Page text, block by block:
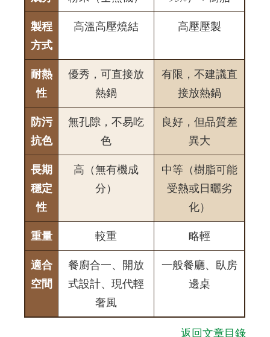
製程
方式
高溫高壓燒結 高壓壓製
耐熱
性
優秀，可直接放
熱鍋
有限，不建議直
接放熱鍋
防污
抗色
無孔隙，不易吃
色
良好，但品質差
異大
長期
穩定
性
高（無有機成
分）
中等（樹脂可能
受熱或日曬劣
化）
重量 較重 略輕
適合
空間
餐廚合一、開放
式設計、現代輕
奢風
一般餐廳、臥房
邊桌
返回文章目錄